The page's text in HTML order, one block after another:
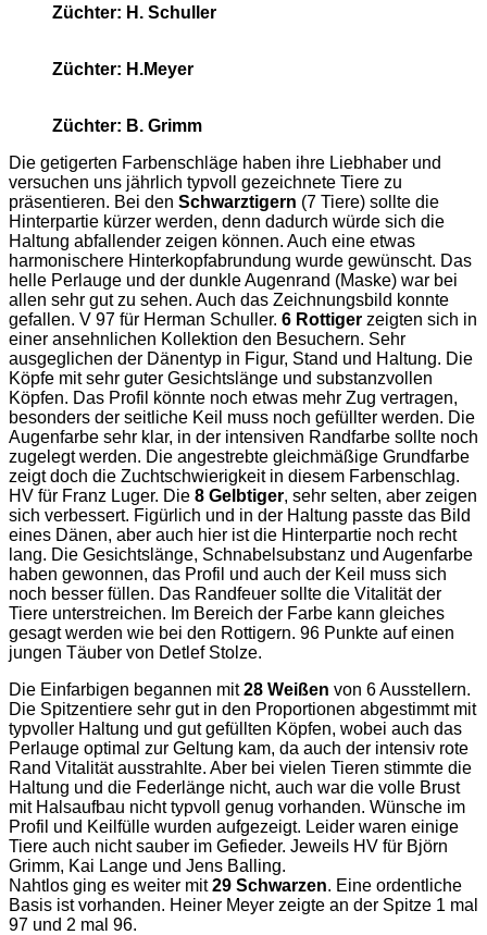
Züchter: H. Schuller
Züchter: H.Meyer
Züchter: B. Grimm
Die getigerten Farbenschläge haben ihre Liebhaber und
versuchen uns jährlich typvoll gezeichnete Tiere zu
präsentieren. Bei den Schwarztigern (7 Tiere) sollte die
Hinterpartie kürzer werden, denn dadurch würde sich die
Haltung abfallender zeigen können. Auch eine etwas
harmonischere Hinterkopfabrundung wurde gewünscht. Das
helle Perlauge und der dunkle Augenrand (Maske) war bei
allen sehr gut zu sehen. Auch das Zeichnungsbild konnte
gefallen. V 97 für Herman Schuller. 6 Rottiger zeigten sich in
einer ansehnlichen Kollektion den Besuchern. Sehr
ausgeglichen der Dänentyp in Figur, Stand und Haltung. Die
Köpfe mit sehr guter Gesichtslänge und substanzvollen
Köpfen. Das Profil könnte noch etwas mehr Zug vertragen,
besonders der seitliche Keil muss noch gefüllter werden. Die
Augenfarbe sehr klar, in der intensiven Randfarbe sollte noch
zugelegt werden. Die angestrebte gleichmäßige Grundfarbe
zeigt doch die Zuchtschwierigkeit in diesem Farbenschlag.
HV für Franz Luger. Die 8 Gelbtiger, sehr selten, aber zeigen
sich verbessert. Figürlich und in der Haltung passte das Bild
eines Dänen, aber auch hier ist die Hinterpartie noch recht
lang. Die Gesichtslänge, Schnabelsubstanz und Augenfarbe
haben gewonnen, das Profil und auch der Keil muss sich
noch besser füllen. Das Randfeuer sollte die Vitalität der
Tiere unterstreichen. Im Bereich der Farbe kann gleiches
gesagt werden wie bei den Rottigern. 96 Punkte auf einen
jungen Täuber von Detlef Stolze.
Die Einfarbigen begannen mit28 Weißen von 6 Ausstellern.
Die Spitzentiere sehr gut in den Proportionen abgestimmt mit
typvoller Haltung und gut gefüllten Köpfen, wobei auch das
Perlauge optimal zur Geltung kam, da auch der intensiv rote
Rand Vitalität ausstrahlte. Aber bei vielen Tieren stimmte die
Haltung und die Federlänge nicht, auch war die volle Brust
mit Halsaufbau nicht typvoll genug vorhanden. Wünsche im
Profil und Keilfülle wurden aufgezeigt. Leider waren einige
Tiere auch nicht sauber im Gefieder. Jeweils HV für Björn
Grimm, Kai Lange und Jens Balling.
Nahtlos ging es weiter mit29 Schwarzen. Eine ordentliche
Basis ist vorhanden. Heiner Meyer zeigte an der Spitze 1 mal
97 und 2 mal 96.